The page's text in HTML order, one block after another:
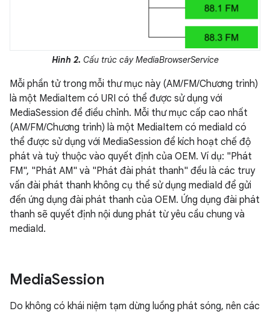
Hình 2. Cấu trúc cây MediaBrowserService
Mỗi phần tử trong mỗi thư mục này (AM/FM/Chương trình)
là một MediaItem có URI có thể được sử dụng với
MediaSession để điều chỉnh. Mỗi thư mục cấp cao nhất
(AM/FM/Chương trình) là một MediaItem có mediaId có
thể được sử dụng với MediaSession để kích hoạt chế độ
phát và tuỳ thuộc vào quyết định của OEM. Ví dụ: "Phát
FM", "Phát AM" và "Phát đài phát thanh" đều là các truy
vấn đài phát thanh không cụ thể sử dụng mediaId để gửi
đến ứng dụng đài phát thanh của OEM. Ứng dụng đài phát
thanh sẽ quyết định nội dung phát từ yêu cầu chung và
mediaId.
MediaSession
Do không có khái niệm tạm dừng luồng phát sóng, nên các